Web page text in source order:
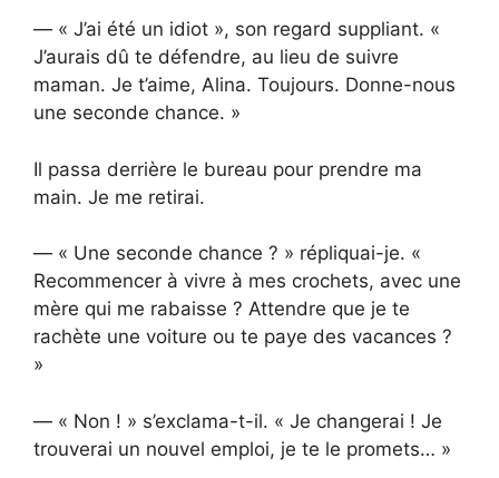
— « J’ai été un idiot », son regard suppliant. «
J’aurais dû te défendre, au lieu de suivre
maman. Je t’aime, Alina. Toujours. Donne-nous
une seconde chance. »
Il passa derrière le bureau pour prendre ma
main. Je me retirai.
— « Une seconde chance ? » répliquai-je. «
Recommencer à vivre à mes crochets, avec une
mère qui me rabaisse ? Attendre que je te
rachète une voiture ou te paye des vacances ?
»
— « Non ! » s’exclama-t-il. « Je changerai ! Je
trouverai un nouvel emploi, je te le promets… »